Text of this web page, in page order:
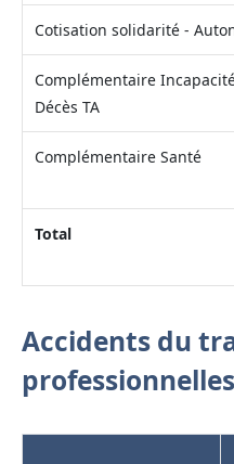
Cotisation solidarité -
Complémentaire
Décès TA
Complémentaire Santé
Total
Accidents du
professionnelles